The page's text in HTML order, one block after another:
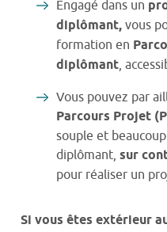
Engagé dans un
diplômant, vous
formation en
diplômant,
Vous pouvez par
Parcours Projet
souple et
diplômant, sur
pour réaliser un
Si vous êtes extérieur